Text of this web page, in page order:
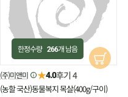
한정수량 266개 남음
(주)미앤미 ★4.0후기 4
(농할 국산)동물복지 목살(400g/구이)